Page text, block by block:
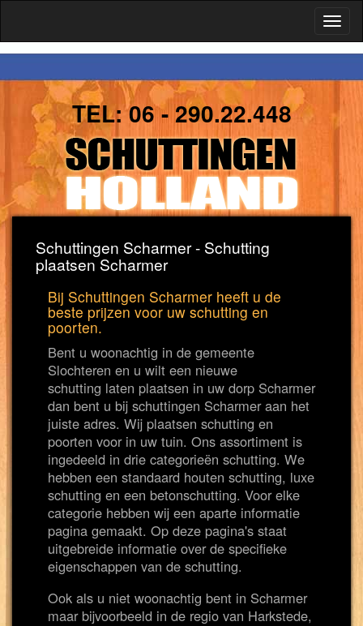
TEL:06 - 290.22.448
Schuttingen Scharmer - Schutting
plaatsen Scharmer
Bij Schuttingen Scharmer heeft u de
beste prijzen voor uw schutting en
poorten.
Bent u woonachtig in de gemeente
Slochteren en u wilt een nieuwe
schutting laten plaatsen in uw dorp Scharmer
dan bent u bij schuttingen Scharmer aan het
juiste adres. Wij plaatsen schutting en
poorten voor in uw tuin. Ons assortiment is
ingedeeld in drie categorieën schutting. We
hebben een standaard houten schutting, luxe
schutting en een betonschutting. Voor elke
categorie hebben wij een aparte informatie
pagina gemaakt. Op deze pagina's staat
uitgebreide informatie over de specifieke
eigenschappen van de schutting.
Ook als u niet woonachtig bent in Scharmer
maar bijvoorbeeld in de regio van Harkstede,